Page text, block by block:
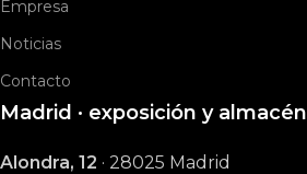
Empresa
Noticias
Contacto
Madrid · exposición y almacén
Alondra, 12 · 28025 Madrid